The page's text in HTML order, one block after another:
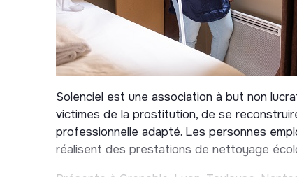
Solenciel est une association à but non
victimes de la prostitution, de se
professionnelle adapté. Les personnes
réalisent des prestations de nettoyage